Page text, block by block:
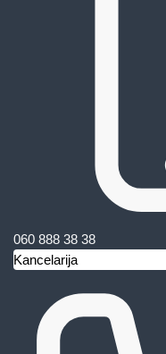
060 888 38 38
Kancelarija